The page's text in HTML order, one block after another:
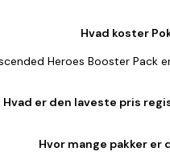
Hvad koster
Heroes Booster
Hvad er den laveste pris
Hvor mange pakker er